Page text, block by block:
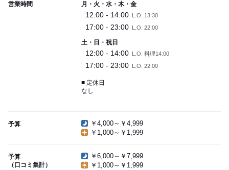
営業時間 月・火・水・木・金
12:00 - 14:00 L.O. 13:30
17:00 - 23:00 L.O. 22:00
土・日・祝日
12:00 - 14:00 L.O. 料理14:00
17:00 - 23:00 L.O. 22:00
■ 定休日
なし
予算
￥4,000～￥4,999
￥1,000～￥1,999
予算
（口コミ集計）
￥6,000～￥7,999
￥1,000～￥1,999